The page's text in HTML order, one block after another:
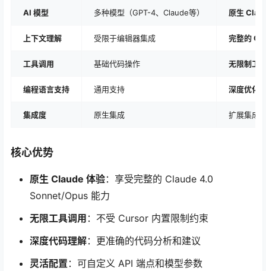
AI 模型 多种模型（GPT-4、Claude等） 原生
上下文理解 受限于编辑器集成 完整的
工具调用 基础代码操作 无限制工
编程语言支持 通用支持 深度优化
集成度 原生集成 扩展集成
核心优势
原生 Claude 体验：享受完整的 Claude 4.0
Sonnet/Opus 能力
无限工具调用 ：不受 Cursor 内置限制约束
深度代码理解：更准确的代码分析和建议
灵活配置 ：可自定义 API 端点和模型参数